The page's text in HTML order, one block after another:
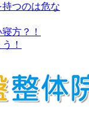
持つのは危な
方？！
！